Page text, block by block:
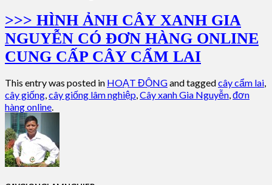
>>> HÌNH ẢNH CÂY XANH GIA
NGUYỄN CÓ ĐƠN HÀNG ONLINE
CUNG CẤP CÂY CẨM LAI
This entry was posted in HOẠT ĐỘNGand taggedcây cẩm lai,
cây giống,cây giống lâm nghiệp,Cây xanh Gia Nguyễn,đơn
hàng online.